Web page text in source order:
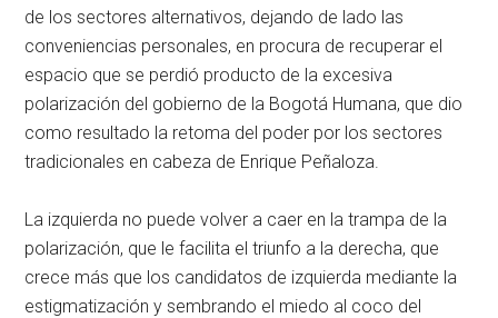
de los sectores alternativos, dejando de lado las
conveniencias personales, en procura de recuperar el
espacio que se perdió producto de la excesiva
polarización del gobierno de la Bogotá Humana, que dio
como resultado la retoma del poder por los sectores
tradicionales en cabeza de Enrique Peñaloza.
La izquierda no puede volver a caer en la trampa de la
polarización, que le facilita el triunfo a la derecha, que
crece más que los candidatos de izquierda mediante la
estigmatización y sembrando el miedo al coco del